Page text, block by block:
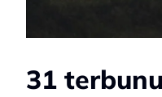
31